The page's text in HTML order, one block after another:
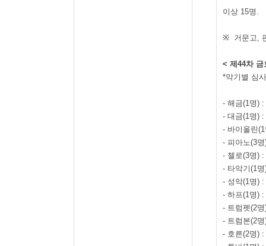
이상 15명 .
※ 거문고,
< 제 44차 금
*악기별 심
- 해금(1명) :
- 대금(1명) :
- 바이올린(1
- 피아노(3명
- 첼로(3명) :
- 타악기(1명
- 성악(1명) :
- 하프(1명) :
- 트럼펫(2명
- 트럼본(2명
- 호른(2명) :